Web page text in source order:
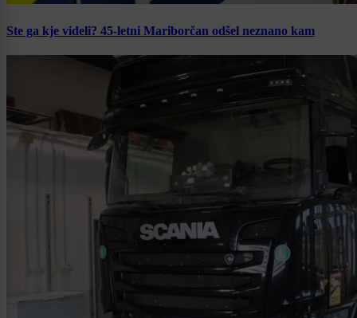
Ste ga kje videli? 45-letni Mariborčan odšel neznano kam